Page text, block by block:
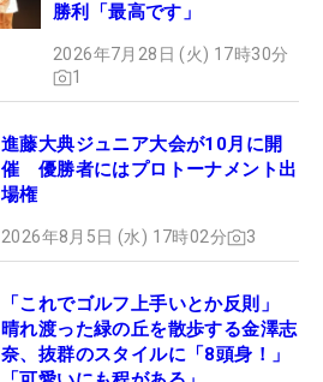
勝利「最高です」
2026年7月28日 (火) 17時30分
1
進藤大典ジュニア大会が10月に開
催 優勝者にはプロトーナメント出
場権
2026年8月5日 (水) 17時02分 3
「これでゴルフ上手いとか反則」
晴れ渡った緑の丘を散歩する金澤志
奈、抜群のスタイルに「8頭身！」